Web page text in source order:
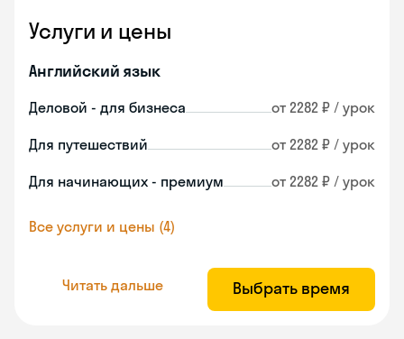
Услуги и цены
Английский язык
Деловой - для бизнеса от 2282 ₽ / урок
Для путешествий от 2282 ₽ / урок
Для начинающих - премиум от 2282 ₽ / урок
Все услуги и цены (4)
Читать дальше Выбрать время